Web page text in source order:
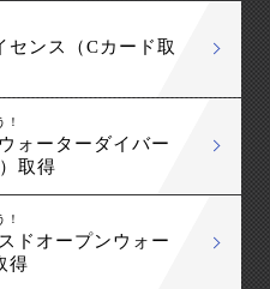
センス（Cカード取
！
ォーターダイバー
取得
！
ドオープンウォー
得